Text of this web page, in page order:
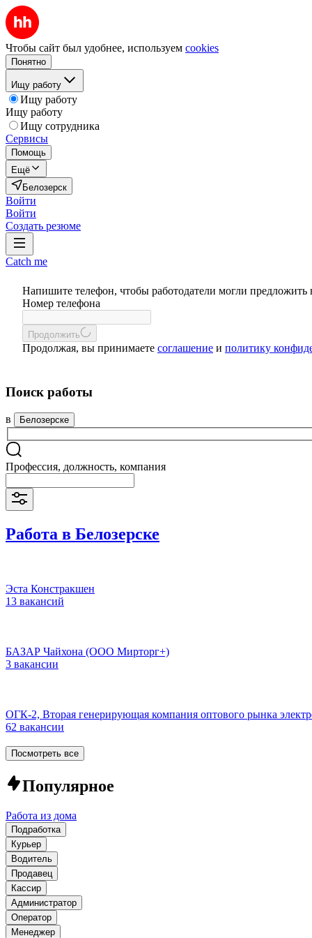
Чтобы сайт был удобнее, используем cookies
Понятно
Ищу работу
Ищу работу
Ищу работу
Ищу сотрудника
Сервисы
Помощь
Ещё
Белозерск
Войти
Войти
Создать резюме
Catch me
Напишите телефон, чтобы работодатели могли предложить
Номер телефона
Продолжить
Продолжая, вы принимаете соглашение и политику
Поиск работы
в Белозерске
Профессия, должность, компания
Работа в Белозерске
Эста Констракшен
13 вакансий
БАЗАР Чайхона (ООО Мирторг+)
3 вакансии
ОГК-2, Вторая генерирующая компания оптового рынка
62 вакансии
Посмотреть все
Популярное
Работа из дома
Подработка
Курьер
Водитель
Продавец
Кассир
Администратор
Оператор
Менеджер